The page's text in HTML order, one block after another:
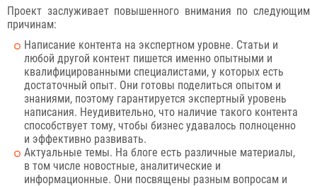
Проект заслуживает повышенного внимания по следующим
причинам:
Написание контента на экспертном уровне. Статьи и
любой другой контент пишется именно опытными и
квалифицированными специалистами, у которых есть
достаточный опыт. Они готовы поделиться опытом и
знаниями, поэтому гарантируется экспертный уровень
написания. Неудивительно, что наличие такого контента
способствует тому, чтобы бизнес удавалось полноценно
и эффективно развивать.
Актуальные темы. На блоге есть различные материалы,
в том числе новостные, аналитические и
информационные. Они посвящены разным вопросам и